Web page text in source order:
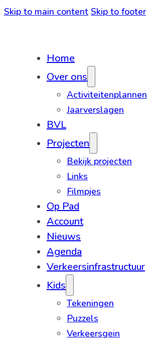
Skip to main content Skip to footer
Home
Over ons
Activiteitenplannen
Jaarverslagen
BVL
Projecten
Bekijk projecten
Links
Filmpjes
Op Pad
Account
Nieuws
Agenda
Verkeersinfrastructuur
Kids
Tekeningen
Puzzels
Verkeersgein